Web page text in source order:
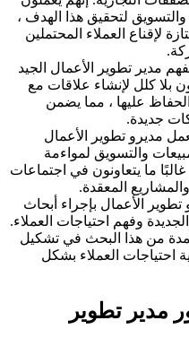
لتحقيق هذا الهدف ،
لإقناع العملاء المحتملين
مدير تطوير الأعمال الجيد
بلا كلل لإنشاء علاقات مع
عليها ، مما يضمن
جديدة.
مديرو تطوير الأعمال
والتسويق لمواءمة
غالبًا ما يتعاونون في اجتماعات
المعقدة.
تطوير الأعمال بإجراء أبحاث
وفهم احتياجات العملاء.
من هذا البحث في تشكيل
احتياجات العملاء بشكل
مدير تطوير